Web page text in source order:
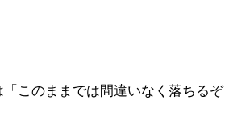
「このままでは間違いなく落ちるぞ